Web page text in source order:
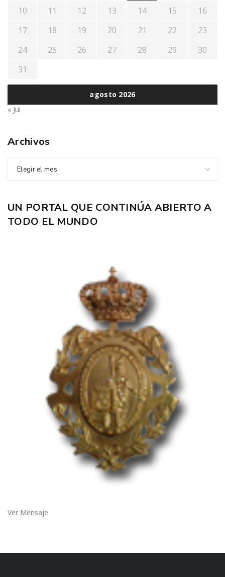
agosto 2026
10
11 12 13 14 15
16
17
18 19 20 21 22
23
24
25 26 27 28 29
30
31
« Jul
Archivos
Elegir el mes
UN PORTAL QUE CONTINÚA ABIERTO A
TODO EL MUNDO
Ver Mensaje